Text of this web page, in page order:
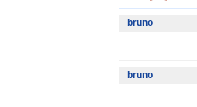
bruno
bruno